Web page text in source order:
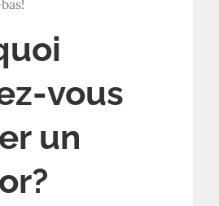
vous
un